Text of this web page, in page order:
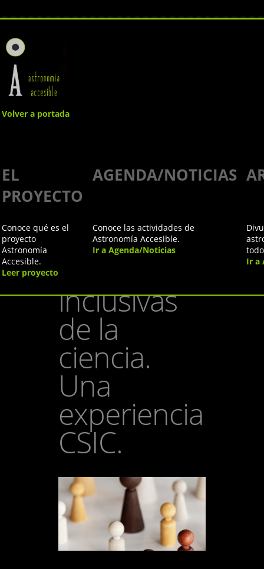
Volver a portada
EL
PROYECTO
AGENDA/NOTICIAS
Conoce qué es el
proyecto
Astronomía
Accesible.
Leer proyecto
Conoce las actividades de
Astronomía Accesible.
Ir a Agenda/Noticias
Ir a
Guía para
la
comunicación
y
inclusivas
de la
ciencia.
Una
experiencia
CSIC.